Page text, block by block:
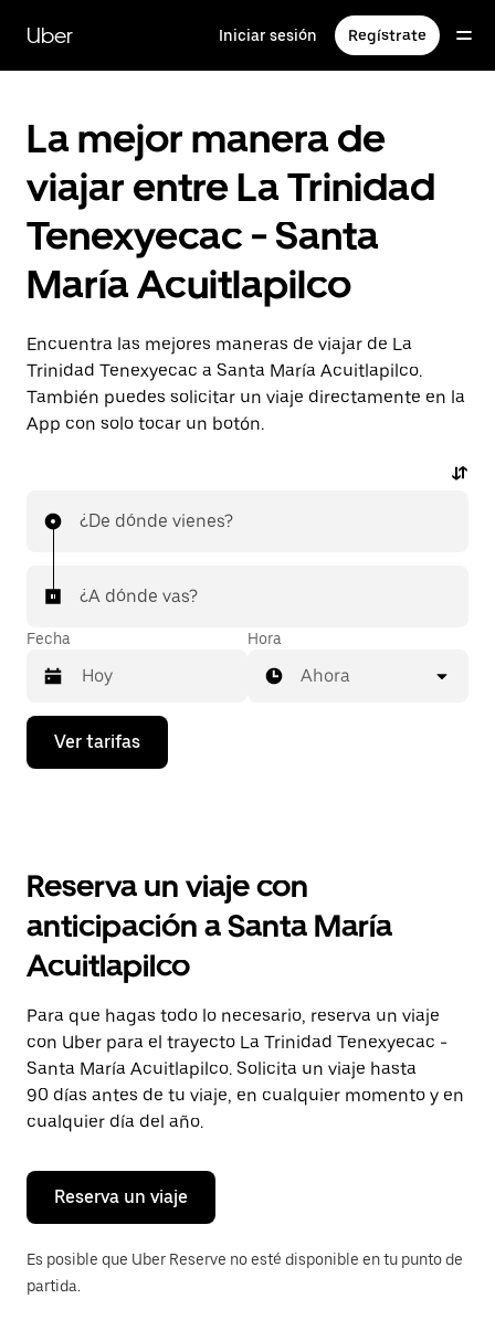
contenido
principal
Uber Iniciar sesión Regístrate
La mejor manera de
viajar entre La Trinidad
Tenexyecac - Santa
María Acuitlapilco
Encuentra las mejores maneras de viajar de La
Trinidad Tenexyecac a Santa María Acuitlapilco.
También puedes solicitar un viaje directamente en la
App con solo tocar un botón.
¿De dónde vienes?
¿A dónde vas?
Fecha
Presiona
flecha
el
y
selecciona
una
Presiona
la
tecla Esc
para
cerrar
el
calendario.
Hora
Ahora
Ver tarifas
Reserva un viaje con
anticipación a Santa María
Acuitlapilco
Para que hagas todo lo necesario, reserva un viaje
con Uber para el trayecto La Trinidad Tenexyecac -
Santa María Acuitlapilco. Solicita un viaje hasta
90 días antes de tu viaje, en cualquier momento y en
cualquier día del año.
Reserva un viaje
Es posible que Uber Reserve no esté disponible en tu punto de
partida.